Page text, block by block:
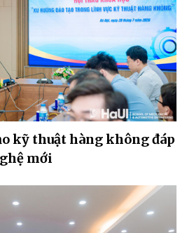
kỹ thuật hàng không đáp
mới